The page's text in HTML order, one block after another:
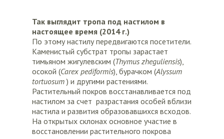
Так выглядит тропа под настилом в
настоящее время (2014 г.)
По этому настилу передвигаются посетители.
Каменистый субстрат тропы зарастает
тимьяном жигулевским (Thymus zheguliensis),
осокой (Carex pediformis), бурачком (Alyssum
tortuosum) и другими растениями.
Растительный покров восстанавливается под
настилом за счет разрастания особей вблизи
настила и развития образовавшихся всходов.
На открытых склонах основное участие в
восстановлении растительного покрова